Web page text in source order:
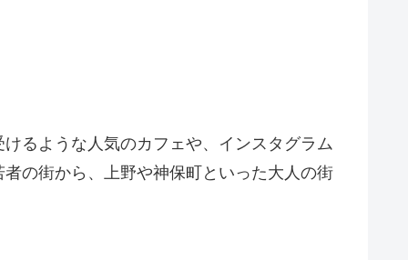
るような人気のカフェや、インスタグラム
の街から、上野や神保町といった大人の街